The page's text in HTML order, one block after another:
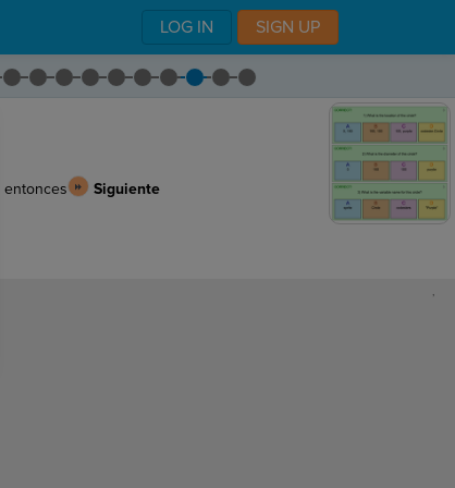
LOG IN SIGN UP
entonces
Siguiente
,